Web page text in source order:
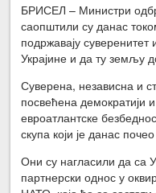
БРИСЕЛ – Министри
саопштили су данас
подржавају суверенитет
Украјине и да ту земљу
Суверена, независна и
посвећена демократији
евроатлантске
скупа који је данас
Они су нагласили да са
партнерски однос у